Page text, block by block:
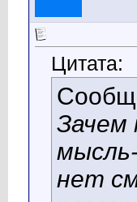
Цитата:
Зачем
нет